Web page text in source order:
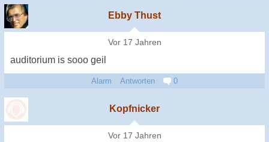
Ebby Thust
Vor 17 Jahren
auditorium is sooo geil
Alarm Antworten 0
Kopfnicker
Vor 17 Jahren